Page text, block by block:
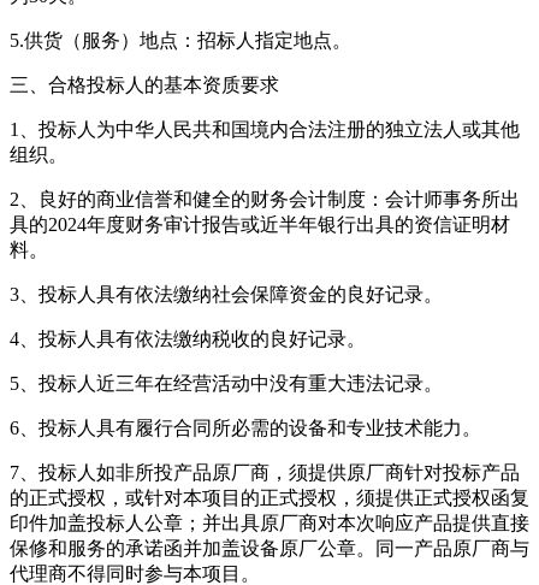
5.供货（服务）地点：招标人指定地点。
三、合格投标人的基本资质要求
1、投标人为中华人民共和国境内合法注册的独立法人或其他
组织。
2、良好的商业信誉和健全的财务会计制度：会计师事务所出
具的2024年度财务审计报告或近半年银行出具的资信证明材
料。
3、投标人具有依法缴纳社会保障资金的良好记录。
4、投标人具有依法缴纳税收的良好记录。
5、投标人近三年在经营活动中没有重大违法记录。
6、投标人具有履行合同所必需的设备和专业技术能力。
7、投标人如非所投产品原厂商，须提供原厂商针对投标产品
的正式授权，或针对本项目的正式授权，须提供正式授权函复
印件加盖投标人公章；并出具原厂商对本次响应产品提供直接
保修和服务的承诺函并加盖设备原厂公章。同一产品原厂商与
代理商不得同时参与本项目。